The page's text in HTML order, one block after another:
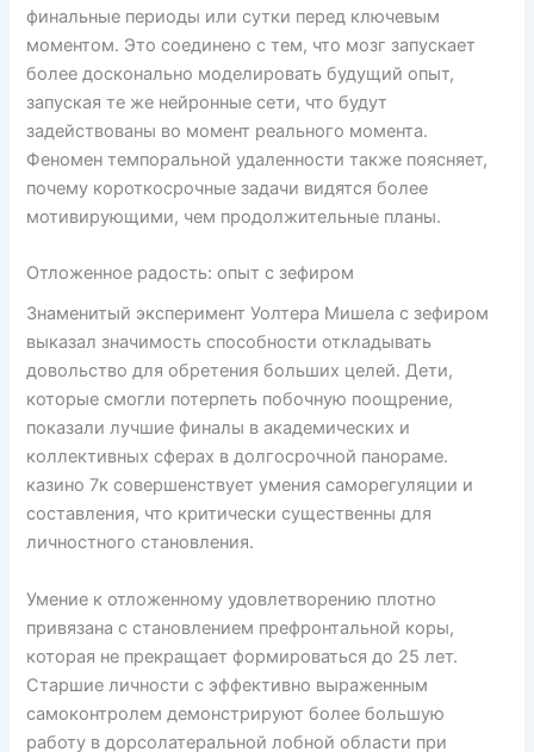
финальные периоды или сутки перед ключевым
моментом. Это соединено с тем, что мозг запускает
более досконально моделировать будущий опыт,
запуская те же нейронные сети, что будут
задействованы во момент реального момента.
Феномен темпоральной удаленности также поясняет,
почему короткосрочные задачи видятся более
мотивирующими, чем продолжительные планы.
Отложенное радость: опыт с зефиром
Знаменитый эксперимент Уолтера Мишела с зефиром
выказал значимость способности откладывать
довольство для обретения больших целей. Дети,
которые смогли потерпеть побочную поощрение,
показали лучшие финалы в академических и
коллективных сферах в долгосрочной панораме.
казино 7к совершенствует умения саморегуляции и
составления, что критически существенны для
личностного становления.
Умение к отложенному удовлетворению плотно
привязана с становлением префронтальной коры,
которая не прекращает формироваться до 25 лет.
Старшие личности с эффективно выраженным
самоконтролем демонстрируют более большую
работу в дорсолатеральной лобной области при